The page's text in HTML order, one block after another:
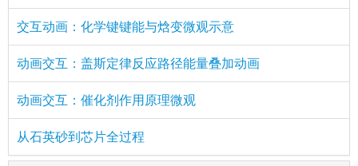
交互动画：化学键键能与焓变微观示意
动画交互：盖斯定律反应路径能量叠加动画
动画交互：催化剂作用原理微观
从石英砂到芯片全过程